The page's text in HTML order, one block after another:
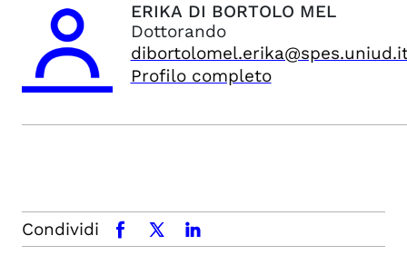
ERIKA DI BORTOLO MEL
Dottorando
Profilo completo
Condividi facebookx.comlinkedin